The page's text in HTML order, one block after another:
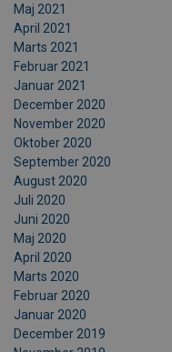
Maj 2021
April 2021
Marts 2021
Februar 2021
Januar 2021
December 2020
November 2020
Oktober 2020
September 2020
August 2020
Juli 2020
Juni 2020
Maj 2020
April 2020
Marts 2020
Februar 2020
Januar 2020
December 2019